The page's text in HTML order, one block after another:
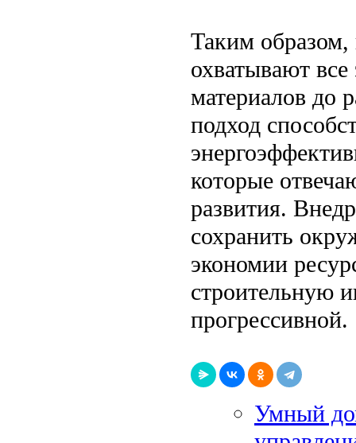
Таким образом,
охватывают
материалов до
подход
которые
развития.
сохранить
экономии
строительную
прогрессивной.
Умный